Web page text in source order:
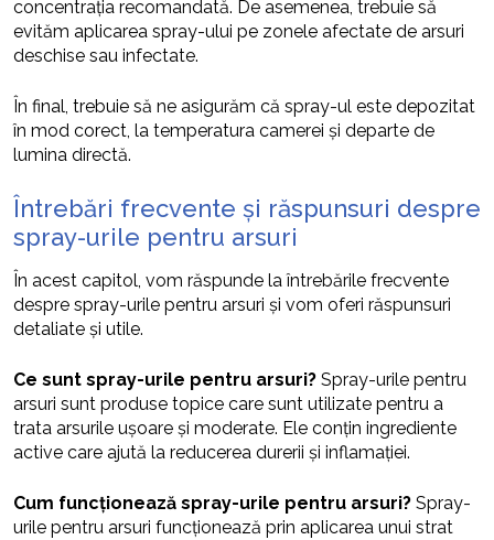
concentrația recomandată. De asemenea, trebuie să
evităm aplicarea spray-ului pe zonele afectate de arsuri
deschise sau infectate.
În final, trebuie să ne asigurăm că spray-ul este depozitat
în mod corect, la temperatura camerei și departe de
lumina directă.
Întrebări frecvente și răspunsuri despre
spray-urile pentru arsuri
În acest capitol, vom răspunde la întrebările frecvente
despre spray-urile pentru arsuri și vom oferi răspunsuri
detaliate și utile.
Ce sunt spray-urile pentru arsuri? Spray-urile pentru
arsuri sunt produse topice care sunt utilizate pentru a
trata arsurile ușoare și moderate. Ele conțin ingrediente
active care ajută la reducerea durerii și inflamației.
Cum funcționează spray-urile pentru arsuri? Spray-
urile pentru arsuri funcționează prin aplicarea unui strat